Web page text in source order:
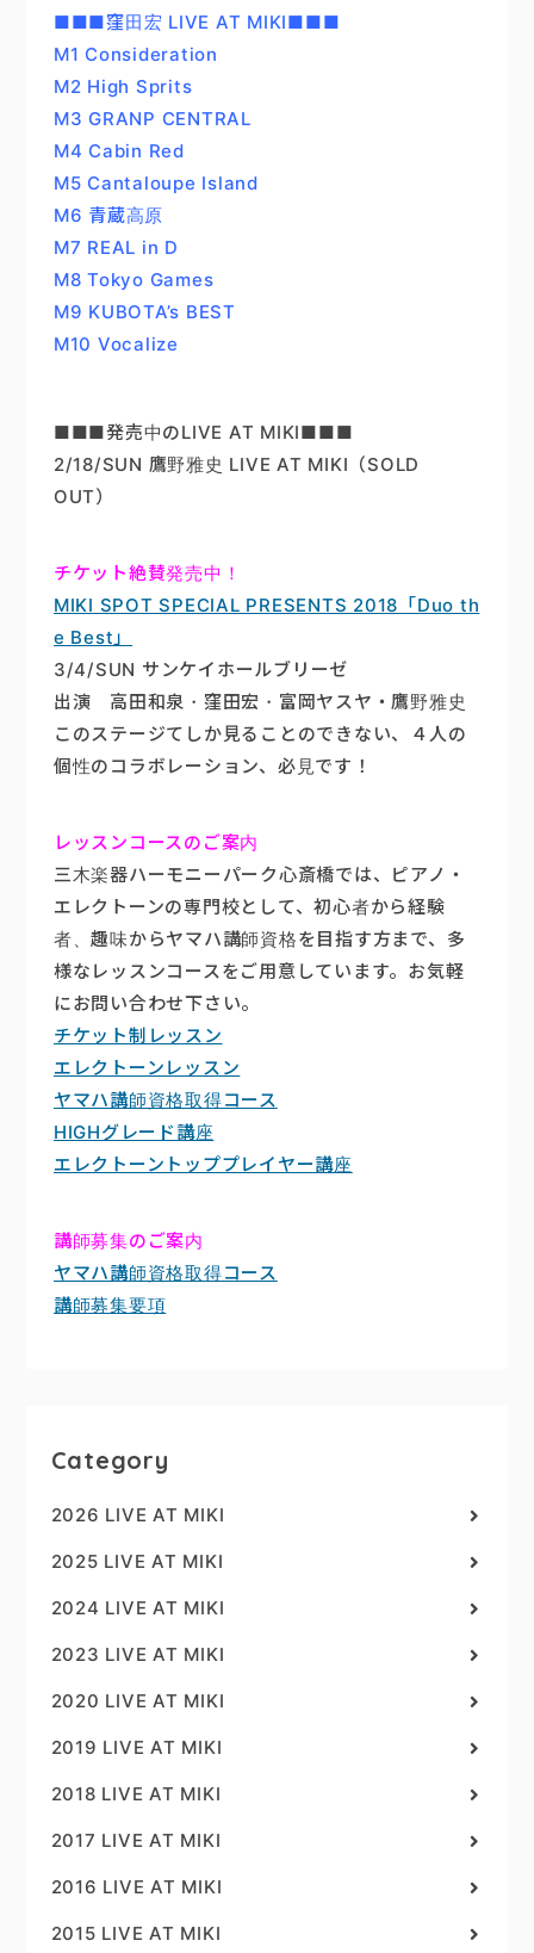
■■■窪田宏 LIVE AT MIKI■■■
M1 Consideration
M2 High Sprits
M3 GRANP CENTRAL
M4 Cabin Red
M5 Cantaloupe Island
M6 青蔵高原
M7 REAL in D
M8 Tokyo Games
M9 KUBOTA’s BEST
M10 Vocalize
■■■発売中のLIVE AT MIKI■■■
2/18/SUN 鷹野雅史 LIVE AT MIKI（SOLD
OUT）
チケット絶賛発売中！
MIKI SPOT SPECIAL PRESENTS 2018「Duo th
e Best」
3/4/SUN サンケイホールブリーゼ
出演 高田和泉・窪田宏・富岡ヤスヤ・鷹野雅史
このステージてしか見ることのできない、４人の
個性のコラボレーション、必見です！
レッスンコースのご案内
三木楽器ハーモニーパーク心斎橋では、ピアノ・
エレクトーンの専門校として、初心者から経験
者、趣味からヤマハ講師資格を目指す方まで、多
様なレッスンコースをご用意しています。お気軽
にお問い合わせ下さい。
チケット制レッスン
エレクトーンレッスン
ヤマハ講師資格取得コース
HIGHグレード講座
エレクトーントッププレイヤー講座
講師募集のご案内
ヤマハ講師資格取得コース
講師募集要項
Category
2026 LIVE AT MIKI
2025 LIVE AT MIKI
2024 LIVE AT MIKI
2023 LIVE AT MIKI
2020 LIVE AT MIKI
2019 LIVE AT MIKI
2018 LIVE AT MIKI
2017 LIVE AT MIKI
2016 LIVE AT MIKI
2015 LIVE AT MIKI